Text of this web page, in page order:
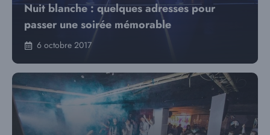
Nuit blanche : quelques adresses pour
passer une soirée mémorable
6 octobre 2017